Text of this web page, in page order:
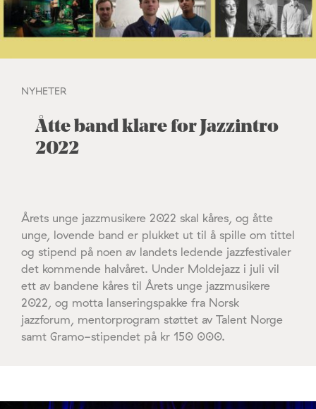
NYHETER
Åtte band klare for Jazzintro
2022
Årets unge jazzmusikere 2022 skal kåres, og åtte
unge, lovende band er plukket ut til å spille om tittel
og stipend på noen av landets ledende jazzfestivaler
det kommende halvåret. Under Moldejazz i juli vil
ett av bandene kåres til Årets unge jazzmusikere
2022, og motta lanseringspakke fra Norsk
jazzforum, mentorprogram støttet av Talent Norge
samt Gramo-stipendet på kr 150 000.